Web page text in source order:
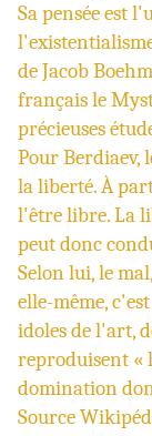
Sa pensée est
l'
deJacob
français le
précieuses
Pour Berdiaev,
laliberté. À
l'être libre. La
peut donc
Selon lui, le
elle-même,
idoles de l'art,
reproduisent «
domination
Source